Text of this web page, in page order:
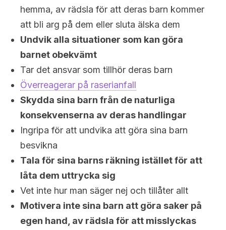
hemma, av rädsla för att deras barn kommer
att bli arg på dem eller sluta älska dem
Undvik alla situationer som kan göra
barnet obekvämt
Tar det ansvar som tillhör deras barn
Överreagerar på raserianfall
Skydda sina barn från de naturliga
konsekvenserna av deras handlingar
Ingripa för att undvika att göra sina barn
besvikna
Tala för sina barns räkning istället för att
låta dem uttrycka sig
Vet inte hur man säger nej och tillåter allt
Motivera inte sina barn att göra saker på
egen hand, av rädsla för att misslyckas